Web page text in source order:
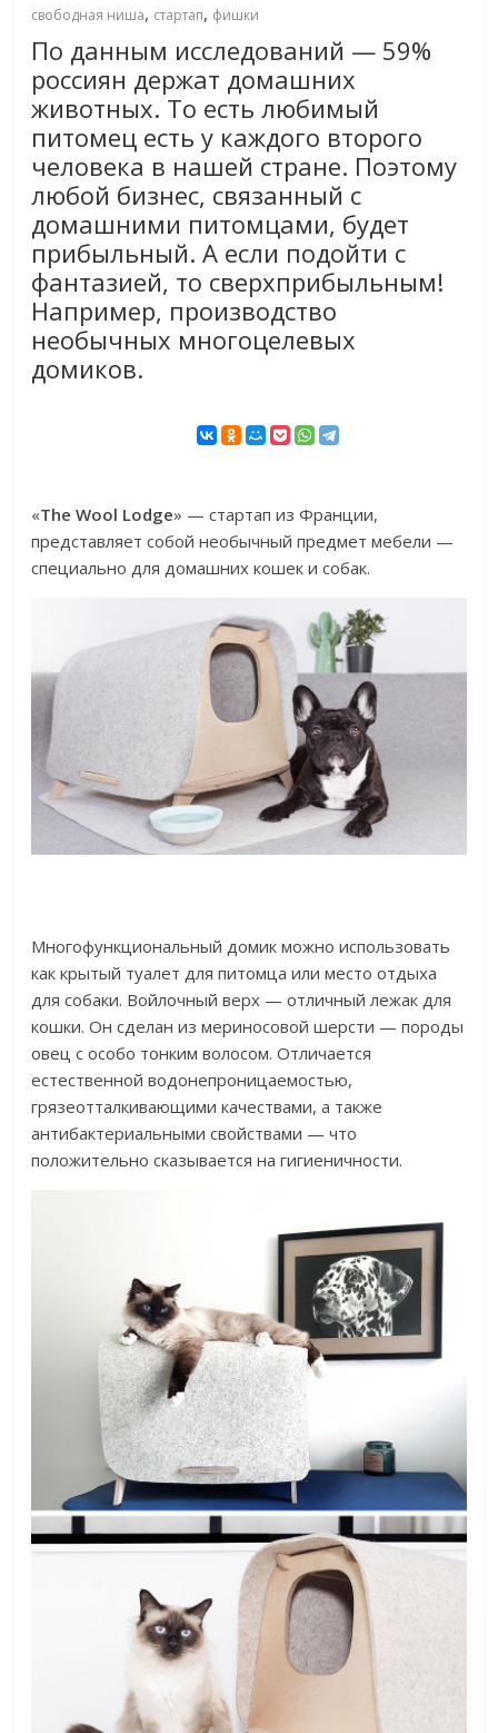
свободная ниша, стартап, фишки
По данным исследований — 59%
россиян держат домашних
животных. То есть любимый
питомец есть у каждого второго
человека в нашей стране. Поэтому
любой бизнес, связанный с
домашними питомцами, будет
прибыльный. А если подойти с
фантазией, то сверхприбыльным!
Например, производство
необычных многоцелевых
домиков.
«The Wool Lodge» — стартап из Франции,
представляет собой необычный предмет мебели —
специально для домашних кошек и собак.
Многофункциональный домик можно использовать
как крытый туалет для питомца или место отдыха
для собаки. Войлочный верх — отличный лежак для
кошки. Он сделан из мериносовой шерсти — породы
овец с особо тонким волосом. Отличается
естественной водонепроницаемостью,
грязеотталкивающими качествами, а также
антибактериальными свойствами — что
положительно сказывается на гигиеничности.